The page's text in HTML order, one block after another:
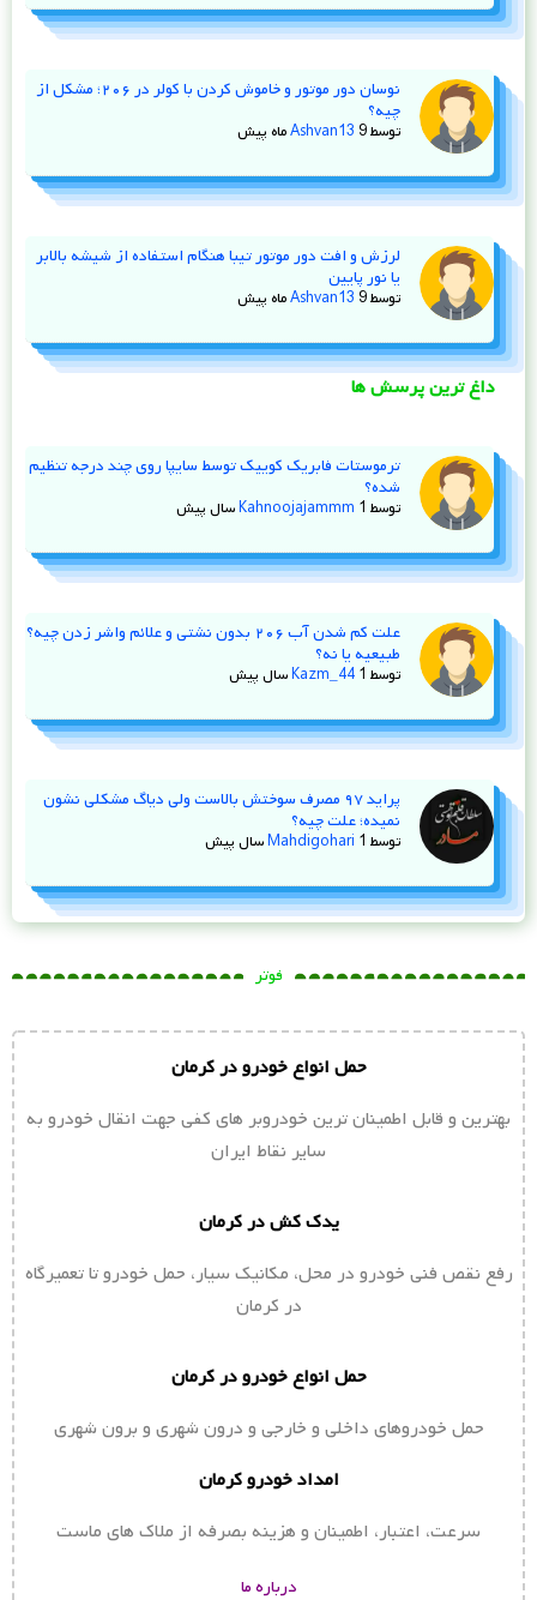
نوسان دور موتور و خاموش کردن با کولر در ۲۰۶؛ مشکل از
چیه؟
توسط Ashvan13 9 ماه پیش
لرزش و افت دور موتور تیبا هنگام استفاده از شیشه‌ بالابر
یا نور پایین
توسط Ashvan13 9 ماه پیش
داغ ترین پرسش ها
ترموستات فابریک کوییک توسط سایپا روی چند درجه تنظیم
شده؟
توسط Kahnoojajammm 1 سال پیش
علت کم شدن آب ۲۰۶ بدون نشتی و علائم واشر زدن چیه؟
طبیعیه یا نه؟
توسط Kazm_44 1 سال پیش
پراید ۹۷ مصرف سوختش بالاست ولی دیاگ مشکلی نشون
نمیده؛ علت چیه؟
توسط Mahdigohari 1 سال پیش
فوتر
حمل انواع خودرو در کرمان
بهترین و قابل اطمینان ترین خودروبر های کفی جهت انقال خودرو به
سایر نقاط ایران
یدک کش در کرمان
رفع نقص فنی خودرو در محل، مکانیک سیار، حمل خودرو تا تعمیرگاه
در کرمان
حمل انواع خودرو در کرمان
حمل خودروهای داخلی و خارجی و درون شهری و برون شهری
امداد خودرو کرمان
سرعت، اعتبار، اطمینان و هزینه بصرفه از ملاک های ماست
درباره ما